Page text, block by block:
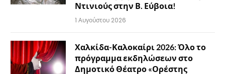
Ντινιούς στην Β. Εύβοια!
1 Αυγούστου 2026
Χαλκίδα-Καλοκαίρι 2026: Όλο το
πρόγραμμα εκδηλώσεων στο
Δημοτικό Θέατρο «Ορέστης